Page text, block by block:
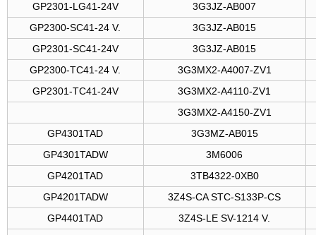
GP2301-LG41-24V
3G3JZ-AB007
GP2300-SC41-24 V.
3G3JZ-AB015
GP2301-SC41-24V
3G3JZ-AB015
GP2300-TC41-24 V.
3G3MX2-A4007-ZV1
GP2301-TC41-24V
3G3MX2-A4110-ZV1
3G3MX2-A4150-ZV1
GP4301TAD
3G3MZ-AB015
GP4301TADW
3M6006
GP4201TAD
3TB4322-0XB0
GP4201TADW
3Z4S-CA STC-S133P-CS
GP4401TAD
3Z4S-LE SV-1214 V.